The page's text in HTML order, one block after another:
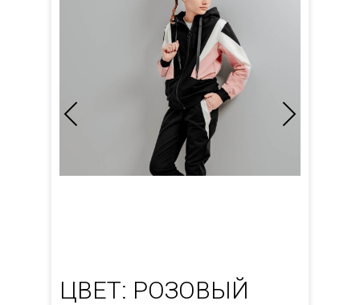
ЦВЕТ: РОЗОВЫЙ